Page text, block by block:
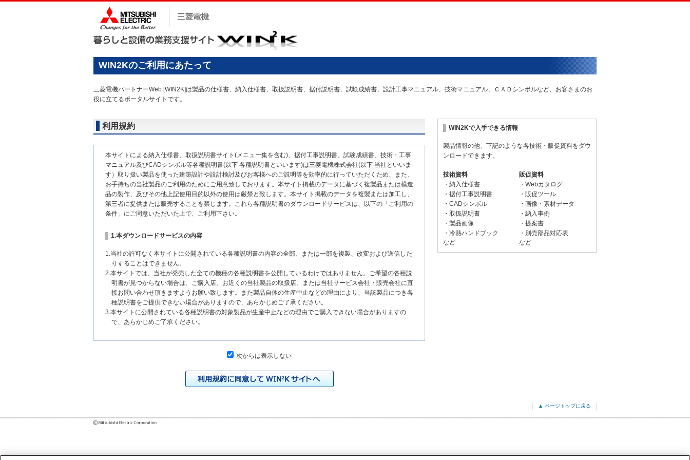
WIN2Kのご利用にあたって
三菱電機パートナーWeb [WIN2K]は製品の仕様書、納入仕様書、取扱説明書、据付説明書、試験成績書、設計工事マニュアル、技術マニュアル、ＣＡＤシンボルなど、お客さまのお
役に立てるポータルサイトです。
利用規約
本サイトによる納入仕様書、取扱説明書サイト(メニュー集を含む)、据付工事説明書、試験成績書、技術・工事
マニュアル及びCADシンボル等各種説明書(以下 各種説明書といいます)は三菱電機株式会社(以下 当社といいま
す）取り扱い製品を使った建築設計や設計検討及びお客様へのご説明等を効率的に行っていただくため、また、
お手持ちの当社製品のご利用のためにご用意致しております。本サイト掲載のデータに基づく複製品または模造
品の製作、及びその他上記使用目的以外の使用は厳禁と致します。本サイト掲載のデータを複製または加工し、
第三者に提供または販売することを禁じます。これら各種説明書のダウンロードサービスは、以下の「ご利用の
条件」にご同意いただいた上で、ご利用下さい。
1.本ダウンロードサービスの内容
1.当社の許可なく本サイトに公開されている各種説明書の内容の全部、または一部を複製、改変および送信した
りすることはできません。
2.本サイトでは、当社が発売した全ての機種の各種説明書を公開しているわけではありません。ご希望の各種説
明書が見つからない場合は、ご購入店、お近くの当社製品の取扱店、または当社サービス会社・販売会社に直
接お問い合わせ頂きますようお願い致します。また製品自体の生産中止などの理由により、当該製品につき各
種説明書をご提供できない場合がありますので、あらかじめご了承ください。
3.本サイトに公開されている各種説明書の対象製品が生産中止などの理由でご購入できない場合がありますの
で、あらかじめご了承ください。
いまして、本サイトに公開されている説明書の記載内容と、お客様がお持ちの製品の仕様がその後のマイナー
チェンジにより、異なる場合があります。本サイトに公開されている各種説明書の内容とお手持ちの製品の仕
各種説明書は、製品本体に同梱する各種説明書の変更の度に修正・更新するものではありません。
次からは表示しない
WIN2Kで入手できる情報
製品情報の他、下記のような各技術・販促資料をダウ
ンロードできます。
技術資料
・納入仕様書
・据付工事説明書
・CADシンボル
・取扱説明書
・製品画像
・冷熱ハンドブック
など
販促資料
・Webカタログ
・販促ツール
・画像・素材データ
・納入事例
・提案書
・別売部品対応表
など
▲ ページトップに戻る